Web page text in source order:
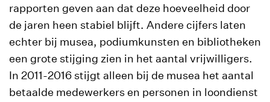
rapporten geven aan dat deze hoeveelheid door
de jaren heen stabiel blijft. Andere cijfers laten
echter bij musea, podiumkunsten en bibliotheken
een grote stijging zien in het aantal vrijwilligers.
In 2011-2016 stijgt alleen bij de musea het aantal
betaalde medewerkers en personen in loondienst